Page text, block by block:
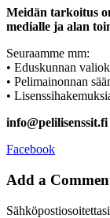
Meidän tarkoitus
medialle ja alan
Seuraamme mm:
• Eduskunnan
• Pelimainonnan
•
info@pelilisenssit.fi
Facebook
Add a